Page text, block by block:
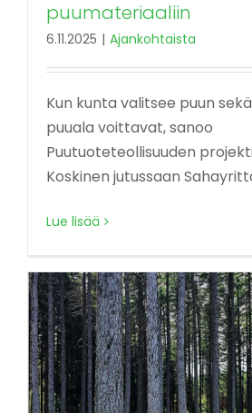
puumateriaaliin
6.11.2025 | Ajankohtaista
Kun kunta valitsee puun
puuala voittavat, sanoo
Puutuoteteollisuuden
Koskinen jutussaan
Lue lisää